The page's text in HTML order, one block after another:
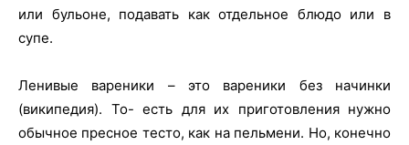
или бульоне, подавать как отдельное блюдо или в
супе.
Ленивые вареники – это вареники без начинки
(википедия). То- есть для их приготовления нужно
обычное пресное тесто, как на пельмени. Но, конечно